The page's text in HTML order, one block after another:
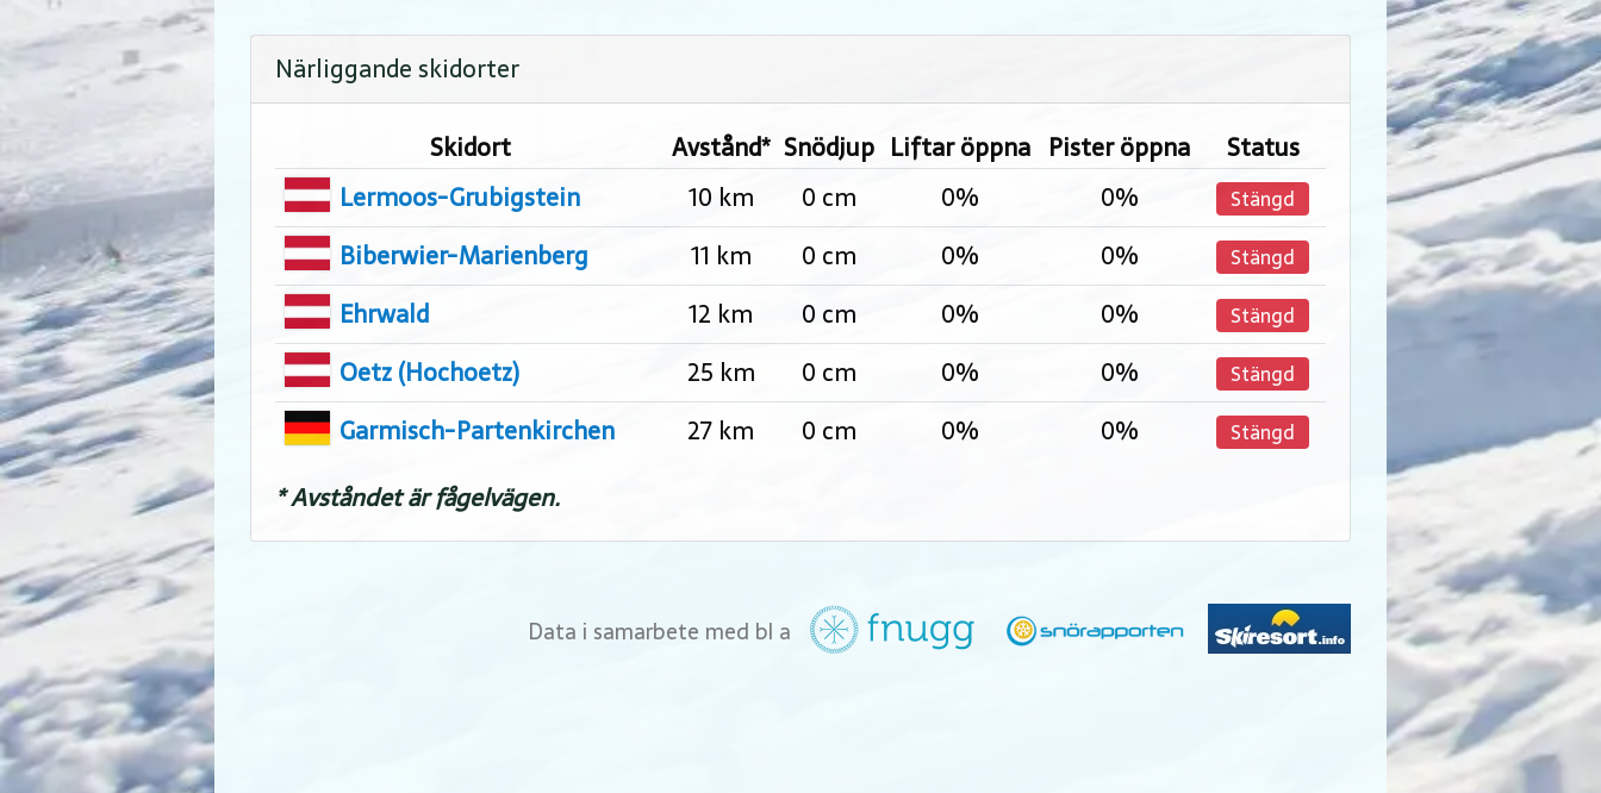
Närliggande skidorter
Skidort Avstånd* Snödjup Liftar öppna Pister öppna
Status
Lermoos-Grubigstein
10 km 0 cm 0% 0% Stängd
Biberwier-Marienberg 11 km 0 cm 0% 0% Stängd
Ehrwald 12 km 0 cm 0% 0% Stängd
Oetz (Hochoetz) 25 km 0 cm 0% 0% Stängd
Garmisch-Partenkirchen 27 km 0 cm 0% 0% Stängd
* Avståndet är fågelvägen.
Data i samarbete med bl a